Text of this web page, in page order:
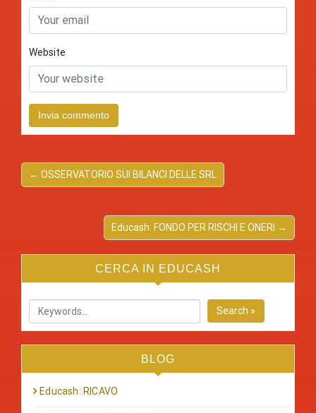
Website
← OSSERVATORIO SUI BILANCI DELLE SRL
Educash: FONDO PER RISCHI E ONERI →
CERCA IN EDUCASH
Search »
BLOG
Educash: RICAVO